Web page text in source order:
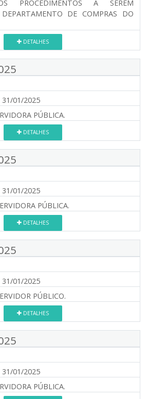
PROCEDIMENTOS A SEREM
DE COMPRAS DO
DETALHES
31/01/2025
PÚBLICA.
DETALHES
31/01/2025
PÚBLICA.
DETALHES
31/01/2025
PÚBLICO.
DETALHES
31/01/2025
PÚBLICA.